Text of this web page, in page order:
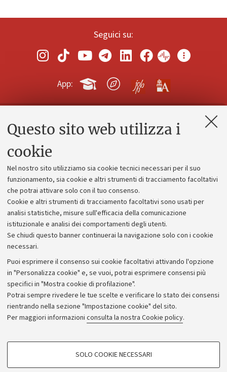
Questo sito web utilizza i
cookie
Nel nostro sito utilizziamo sia cookie tecnici necessari per il suo
funzionamento, sia cookie e altri strumenti di tracciamento facoltativi
che potrai attivare solo con il tuo consenso.
Cookie e altri strumenti di tracciamento facoltativi sono usati per
analisi statistiche, misure sull'efficacia della comunicazione
istituzionale e analisi dei comportamenti degli utenti.
Se chiudi questo banner continuerai la navigazione solo con i cookie
necessari.
Puoi esprimere il consenso sui cookie facoltativi attivando l'opzione
in "Personalizza cookie" e, se vuoi, potrai esprimere consensi più
specifici in "Mostra cookie di profilazione".
Potrai sempre rivedere le tue scelte e verificare lo stato dei consensi
rientrando nella sezione "Impostazione cookie" del sito.
Per maggiori informazioni consulta la nostra Cookie policy.
COOKIE DI PROFILAZIONE - FACOLTATIVI
SOLO COOKIE NECESSARI
Seguici su:
App:
Contatti e PEC
Alumni community
Piano strategico
Bilanci
Donazioni e 5x1000
Bandi, gare e concorsi
Albo online
Amministrazione trasparente
Atti di notifica
Informazioni sul sito e accessibilità
Dichiarazione di accessibilità
Privacy e note legali